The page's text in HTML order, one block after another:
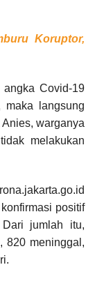
Koruptor,
angka Covid-19
maka langsung
warganya
melakukan
positif
jumlah itu,
820 meninggal,